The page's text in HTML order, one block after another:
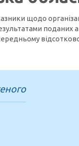
щодо
поданих